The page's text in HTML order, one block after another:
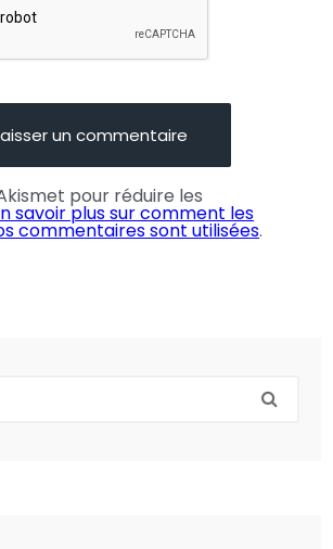
pour réduire les
savoir plus sur comment les
commentaires sont utilisées.